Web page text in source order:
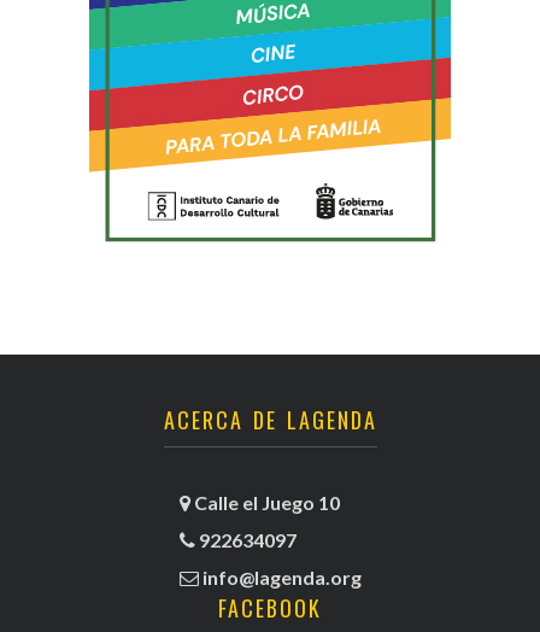
ACERCA DE LAGENDA
Calle el Juego 10
922634097
info@lagenda.org
FACEBOOK